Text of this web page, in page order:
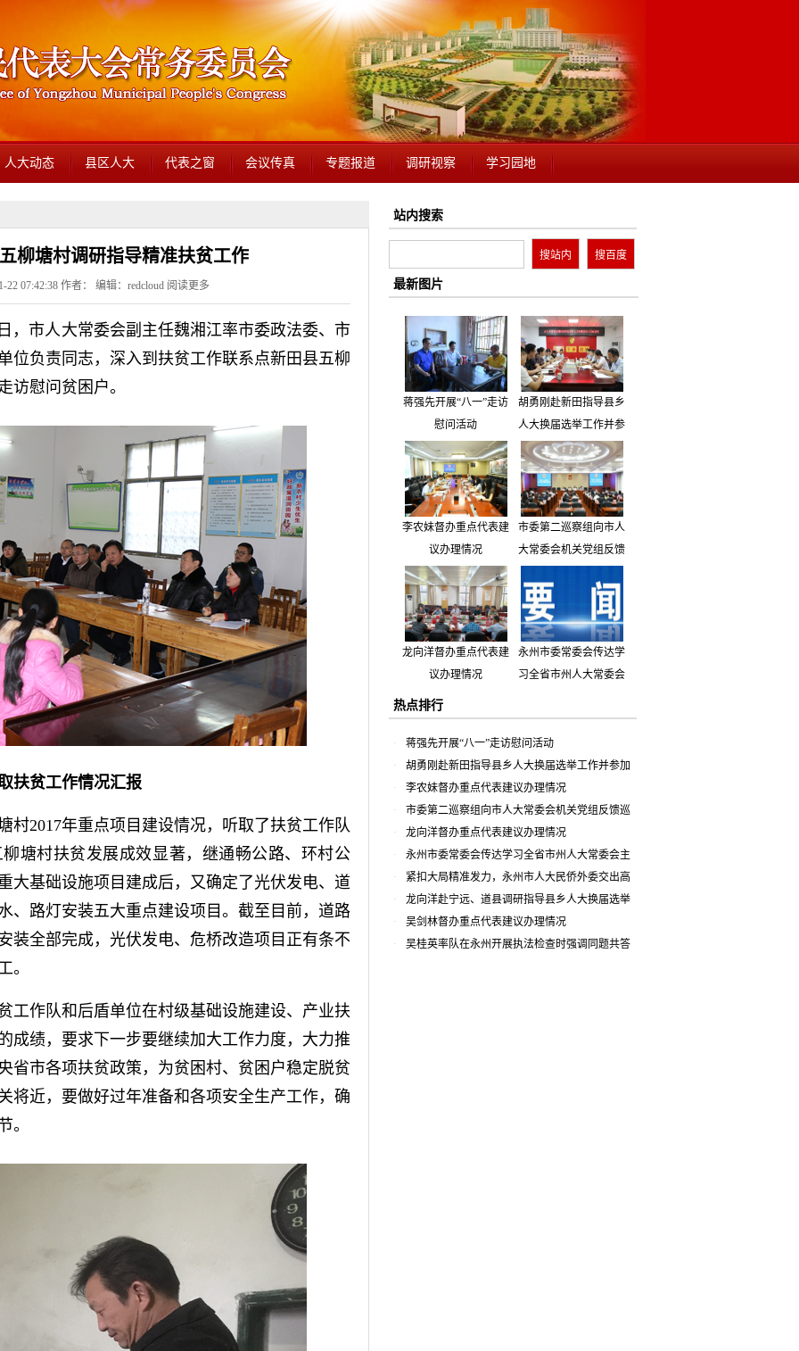
人大动态 县区人大 代表之窗 会议传真 专题报道 调研视察 学习园地
柳塘村调研指导精准扶贫工作
22 07:42:38 作者： 编辑：redcloud 阅读更多
市人大常委会副主任魏湘江率市委政法委、市
位负责同志，深入到扶贫工作联系点新田县五柳
访慰问贫困户。
扶贫工作情况汇报
2017年重点项目建设情况，听取了扶贫工作队
塘村扶贫发展成效显著，继通畅公路、环村公
大基础设施项目建成后，又确定了光伏发电、道
、路灯安装五大重点建设项目。截至目前，道路
装全部完成，光伏发电、危桥改造项目正有条不
。
作队和后盾单位在村级基础设施建设、产业扶
成绩，要求下一步要继续加大工作力度，大力推
省市各项扶贫政策，为贫困村、贫困户稳定脱贫
将近，要做好过年准备和各项安全生产工作，确
。
站内搜索
最新图片
蒋强先开展“八一”走访
慰问活动
胡勇刚赴新田指导县乡
人大换届选举工作并参
加市人大代表小组主题
活动
李农妹督办重点代表建
议办理情况
市委第二巡察组向市人
大常委会机关党组反馈
龙向洋督办重点代表建
议办理情况
永州市委常委会传达学
习全省市州人大常委会
关精神 专题听取省人
大常委会执法检查组到
永州开展大气污染防治
相关法律法规执法检查
情况汇报
热点排行
蒋强先开展“八一”走访慰问活动
胡勇刚赴新田指导县乡人大换届选举工作并参加
市人大代表小组主题活动
李农妹督办重点代表建议办理情况
市委第二巡察组向市人大常委会机关党组反馈巡
察情况
龙向洋督办重点代表建议办理情况
永州市委常委会传达学习全省市州人大常委会主
要负责同志座谈会有关精神 专题听取省人大常委会
执法检查组到永州开展大气污染防治相关法律法规
执法检查情况汇报
紧扣大局精准发力，永州市人大民侨外委交出高
质量履职答卷
龙向洋赴宁远、道县调研指导县乡人大换届选举
并督导安全生产工作
吴剑林督办重点代表建议办理情况
吴桂英率队在永州开展执法检查时强调同题共答